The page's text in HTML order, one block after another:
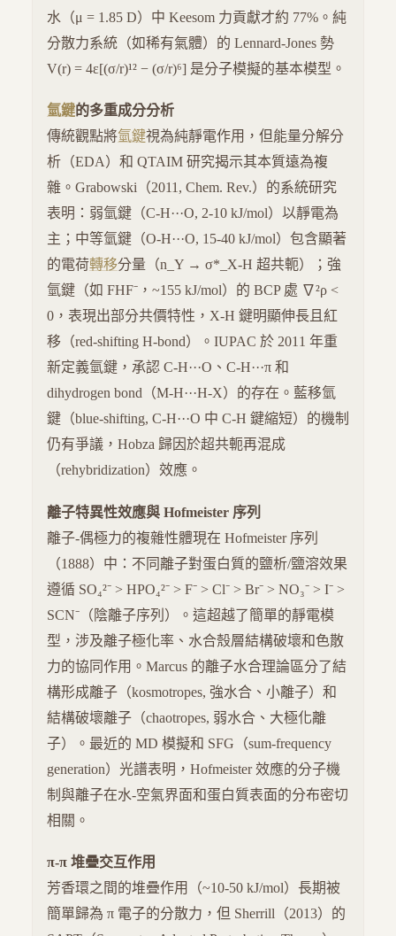
水（μ = 1.85 D）中 Keesom 力貢獻才約 77%。純
分散力系統（如稀有氣體）的 Lennard-Jones 勢
V(r) = 4ε[(σ/r)¹² − (σ/r)⁶] 是分子模擬的基本模型。
氫鍵的多重成分分析
傳統觀點將氫鍵視為純靜電作用，但能量分解分
析（EDA）和 QTAIM 研究揭示其本質遠為複
雜。Grabowski（2011, Chem. Rev.）的系統研究
表明：弱氫鍵（C-H···O, 2-10 kJ/mol）以靜電為
主；中等氫鍵（O-H···O, 15-40 kJ/mol）包含顯著
的電荷轉移分量（n_Y → σ*_X-H 超共軛）；強
氫鍵（如 FHF⁻，~155 kJ/mol）的 BCP 處 ∇²ρ <
0，表現出部分共價特性，X-H 鍵明顯伸長且紅
移（red-shifting H-bond）。IUPAC 於 2011 年重
新定義氫鍵，承認 C-H···O、C-H···π 和
dihydrogen bond（M-H···H-X）的存在。藍移氫
鍵（blue-shifting, C-H···O 中 C-H 鍵縮短）的機制
仍有爭議，Hobza 歸因於超共軛再混成
（rehybridization）效應。
離子特異性效應與 Hofmeister 序列
離子-偶極力的複雜性體現在 Hofmeister 序列
（1888）中：不同離子對蛋白質的鹽析/鹽溶效果
遵循 SO₄²⁻ > HPO₄²⁻ > F⁻ > Cl⁻ > Br⁻ > NO₃⁻ > I⁻ >
SCN⁻（陰離子序列）。這超越了簡單的靜電模
型，涉及離子極化率、水合殼層結構破壞和色散
力的協同作用。Marcus 的離子水合理論區分了結
構形成離子（kosmotropes, 強水合、小離子）和
結構破壞離子（chaotropes, 弱水合、大極化離
子）。最近的 MD 模擬和 SFG（sum-frequency
generation）光譜表明，Hofmeister 效應的分子機
制與離子在水-空氣界面和蛋白質表面的分布密切
相關。
π-π 堆疊交互作用
芳香環之間的堆疊作用（~10-50 kJ/mol）長期被
簡單歸為 π 電子的分散力，但 Sherrill（2013）的